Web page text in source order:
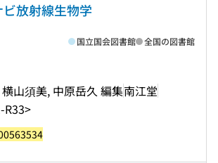
ビ放射線生物学
山須美, 中原岳久 編集南江堂
R33>
国立国会図書館 全国の図書館